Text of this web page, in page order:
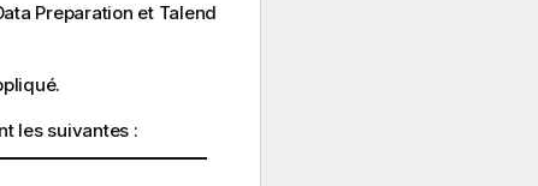
Preparation et Talend
les suivantes :